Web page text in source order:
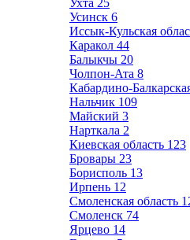
Ухта 25
Усинск 6
Иссык-Кульская
Каракол 44
Балыкчы 20
Чолпон-Ата 8
Кабардино-
Нальчик 109
Майский 3
Нарткала 2
Киевская область 123
Бровары 23
Борисполь 13
Ирпень 12
Смоленская область
Смоленск 74
Ярцево 14